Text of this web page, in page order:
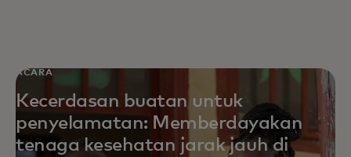
ACARA
Kecerdasan buatan untuk
penyelamatan: Memberdayakan
tenaga kesehatan jarak jauh di